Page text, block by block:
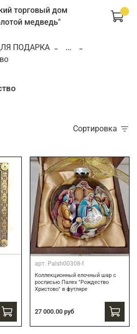
торговый дом
медведь"
ПОДАРКА
...
Сортировка
арт. Palsh00308-f
Коллекционный елочный шар с
росписью Палех "Рождество
Христово" в футляре
27 000.00 руб